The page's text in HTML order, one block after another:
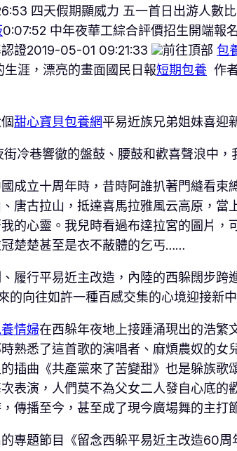
四天假期顯威力 五一首日出游人數
0:07:52 中年夜華工綜合評價招生開端
證2019-05-01 09:21:33 前往頂部 包
涯，漂亮的畫面國民日報短期包養 作
甜心寶貝包養網平易近族兄弟姐妹喜迎
巷響徹的盤鼓、腰鼓和歡喜聲浪中，
立十周年時，昔時阿誰扒著門縫看束
唐古拉山，抵達喜馬拉雅風云高原，
的心靈。我兒時看過布達拉宮的圖片
楚楚甚至是衣不蔽體的乞丐……
行平易近主改造，內陸的西躲闊步跨
的向往如許一種百感交集的心境迎接新
情婦在西躲年夜地上接踵涌現出的浩繁
熟悉了這首歌的演唱者、麻煩農奴的
插曲《共產黨來了苦變甜》也是躲族
表演，人們莫不為父女二人發自心底
傳播至今，甚至成了現今廣場舞的主打
題節目《留念西躲平易近主改造60周